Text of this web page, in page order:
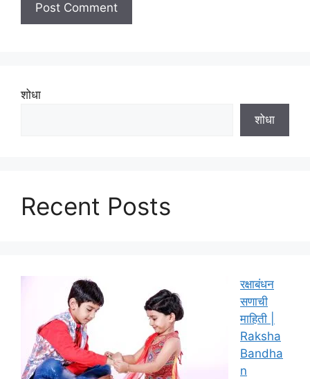
शोधा
शोधा
Recent Posts
रक्षाबंधन
सणाची
माहिती |
Raksha
Bandha
n